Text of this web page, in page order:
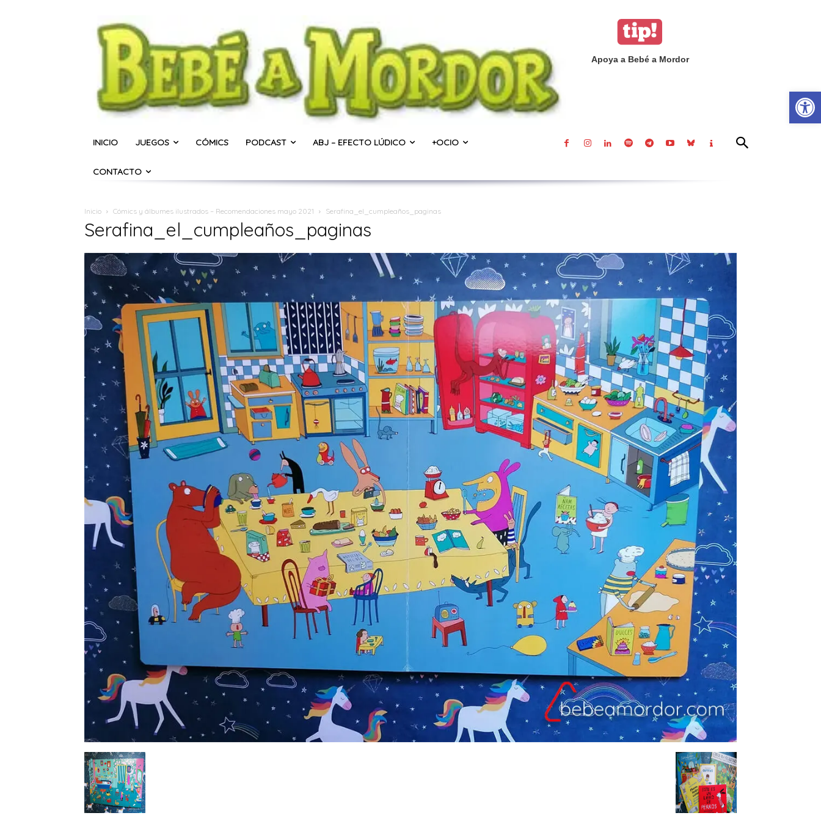
Apoya a Bebé a Mordor
INICIO JUEGOS CÓMICS PODCAST ABJ – EFECTO LÚDICO +OCIO
CONTACTO
Inicio Cómics y álbumes ilustrados – Recomendaciones mayo 2021 Serafina_el_cumpleaños_paginas
Serafina_el_cumpleaños_paginas